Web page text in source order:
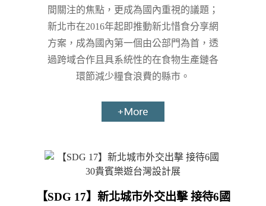
間關注的焦點，更成為國內重視的議題；
新北市在2016年起即推動新北惜食分享網
方案，成為國內第一個由公部門為首，透
過跨域合作且具系統性的在食物生產鏈各
環節減少糧食浪費的縣市。
【SDG 17】新北城市外交出擊 接待6國